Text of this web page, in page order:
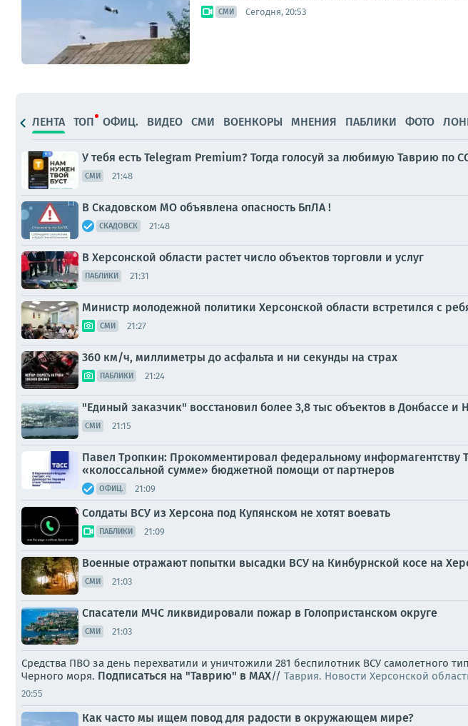
СМИ Сегодня, 20:53
ЛЕНТА ТОП ОФИЦ. ВИДЕО СМИ ВОЕНКОРЫ МНЕНИЯ ПАБЛИКИ ФОТО
У тебя есть Telegram Premium? Тогда голосуй за любимую Таврию по
СМИ 21:48
В Скадовском МО объявлена опасность БпЛА !
СКАДОВСК 21:48
В Херсонской области растет число объектов торговли и услуг
ПАБЛИКИ 21:31
Министр молодежной политики Херсонской области встретился с
СМИ 21:27
360 км/ч, миллиметры до асфальта и ни секунды на страх
ПАБЛИКИ 21:24
"Единый заказчик" восстановил более 3,8 тыс объектов в Донбассе и
СМИ 21:15
Павел Тропкин: Прокомментировал федеральному
«колоссальной сумме» бюджетной помощи от партнеров
ОФИЦ. 21:09
Солдаты ВСУ из Херсона под Купянском не хотят воевать
ПАБЛИКИ 21:09
Военные отражают попытки высадки ВСУ на Кинбурнской косе на
СМИ 21:03
Спасатели МЧС ликвидировали пожар в Голопристанском округе
СМИ 21:03
Средства ПВО за день перехватили и уничтожили 281 беспилотник ВСУ самолетного
Черного моря. Подписаться на "Таврию" в MAX// Таврия. Новости Херсонской
20:55
Как часто мы ищем повод для радости в окружающем мире?